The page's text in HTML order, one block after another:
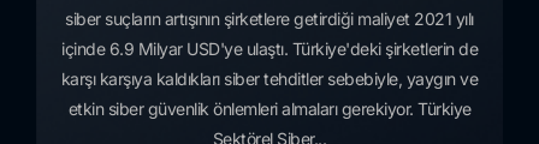
siber suçların artışının şirketlere getirdiği maliyet 2021 yılı
içinde 6.9 Milyar USD'ye ulaştı. Türkiye'deki şirketlerin de
karşı karşıya kaldıkları siber tehditler sebebiyle, yaygın ve
etkin siber güvenlik önlemleri almaları gerekiyor. Türkiye
Sektörel Siber...